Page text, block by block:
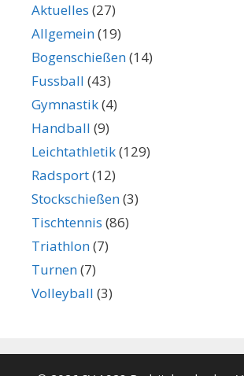
Aktuelles (27)
Allgemein(19)
Bogenschießen(14)
Fussball (43)
Gymnastik(4)
Handball (9)
Leichtathletik(129)
Radsport(12)
Stockschießen(3)
Tischtennis (86)
Triathlon(7)
Turnen(7)
Volleyball (3)